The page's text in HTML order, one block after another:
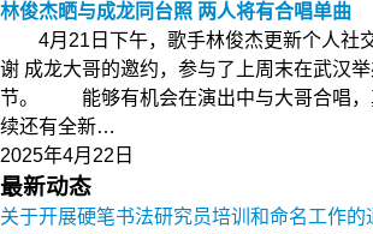
林俊杰晒与成龙同台照 两人将有合唱单曲
4月21日下午，歌手林俊杰更新个人社
谢 成龙大哥的邀约，参与了上周末在武汉
节。 能够有机会在演出中与大哥合唱，
续还有全新…
2025年4月22日
最新动态
关于开展硬笔书法研究员培训和命名工作的